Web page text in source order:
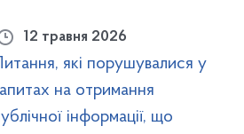
12 травня 2026
які порушувалися у
на отримання
інформації, що